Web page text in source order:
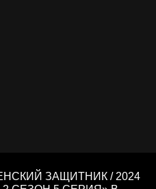
ЗАЩИТНИК / 2024